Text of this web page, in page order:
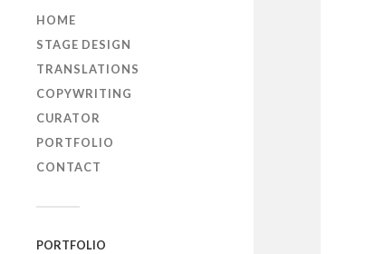
HOME
STAGE DESIGN
TRANSLATIONS
COPYWRITING
CURATOR
PORTFOLIO
CONTACT
PORTFOLIO